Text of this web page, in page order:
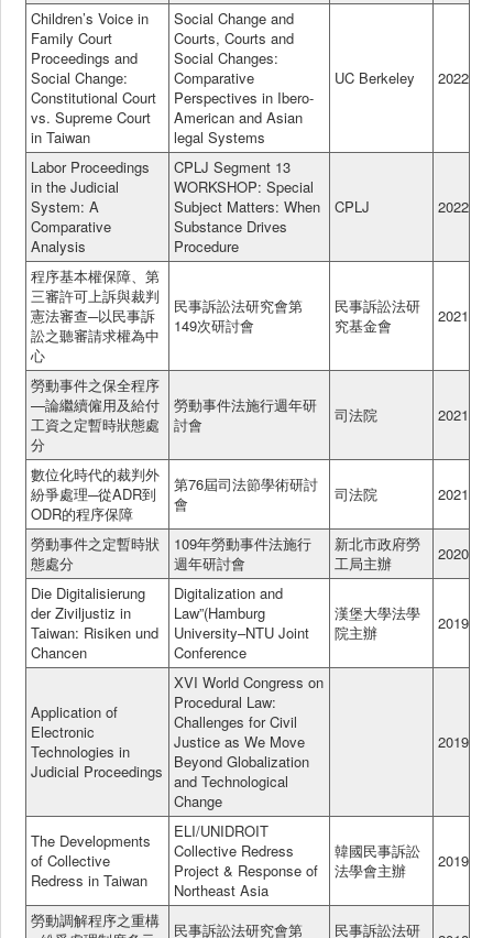
Children’s Voice in
Family Court
Proceedings and
Social Change:
Constitutional Court
vs. Supreme Court
in Taiwan
Social Change and
Courts, Courts and
Social Changes:
Comparative
Perspectives in Ibero-
American and Asian
legal Systems
UC Berkeley 2022
Labor Proceedings
in the Judicial
System: A
Comparative
Analysis
CPLJ Segment 13
WORKSHOP: Special
Subject Matters: When
Substance Drives
Procedure
CPLJ 2022
程序基本權保障、第
三審許可上訴與裁判
憲法審查─以民事訴
訟之聽審請求權為中
心
民事訴訟法研究會第
149次研討會
民事訴訟法研
究基金會
2021
勞動事件之保全程序
—論繼續僱用及給付
工資之定暫時狀態處
分
勞動事件法施行週年研
討會
司法院 2021
數位化時代的裁判外
紛爭處理─從ADR到
ODR的程序保障
第76屆司法節學術研討
會
司法院 2021
勞動事件之定暫時狀
態處分
109年勞動事件法施行
週年研討會
新北市政府勞
工局主辦
2020
Die Digitalisierung
der Ziviljustiz in
Taiwan: Risiken und
Chancen
Digitalization and
Law”(Hamburg
University–NTU Joint
Conference
漢堡大學法學
院主辦
2019
Application of
Electronic
Technologies in
Judicial Proceedings
XVI World Congress on
Procedural Law:
Challenges for Civil
Justice as We Move
Beyond Globalization
and Technological
Change
2019
The Developments
of Collective
Redress in Taiwan
ELI/UNIDROIT
Collective Redress
Project & Response of
Northeast Asia
韓國民事訴訟
法學會主辦
2019
勞動調解程序之重構
民事訴訟法研究會第
民事訴訟法研